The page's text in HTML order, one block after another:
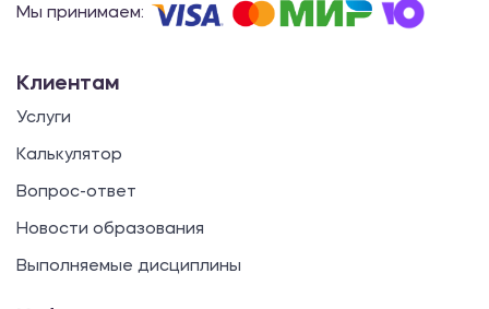
Мы принимаем:
Клиентам
Услуги
Калькулятор
Вопрос-ответ
Новости образования
Выполняемые дисциплины